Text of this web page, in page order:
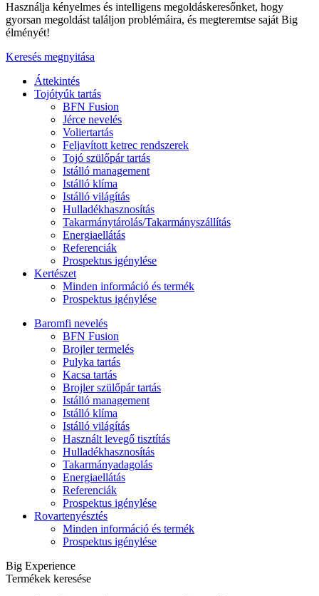
Használja kényelmes és intelligens megoldáskeresőnket, hogy
gyorsan megoldást találjon problémáira, és megteremtse saját Big
élményét!
Keresés megnyitása
Áttekintés
Tojótyúk tartás
BFN Fusion
Jérce nevelés
Voliertartás
Feljavított ketrec rendszerek
Tojó szülőpár tartás
Istálló management
Istálló klíma
Istálló világítás
Hulladékhasznosítás
Takarmánytárolás/Takarmányszállítás
Energiaellátás
Referenciák
Prospektus igénylése
Kertészet
Minden információ és termék
Prospektus igénylése
Baromfi nevelés
BFN Fusion
Brojler termelés
Pulyka tartás
Kacsa tartás
Brojler szülőpár tartás
Istálló management
Istálló klíma
Istálló világítás
Használt levegő tisztítás
Hulladékhasznosítás
Takarmányadagolás
Energiaellátás
Referenciák
Prospektus igénylése
Rovartenyésztés
Minden információ és termék
Prospektus igénylése
Big Experience
Termékek keresése